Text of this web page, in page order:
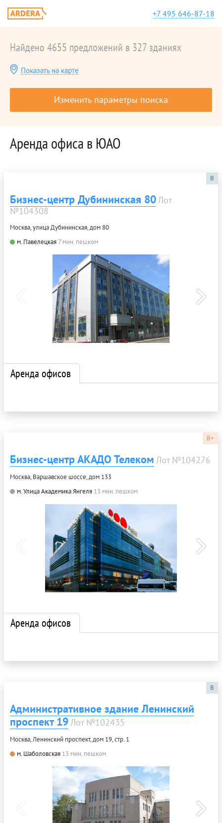
+7 495 646-87-18
Найдено 4655 предложений в 327 зданиях
Показать на карте
Изменить параметры поиска
Аренда офиса в ЮАО
B
Бизнес-центр Дубининская 80Лот
№104308
Москва, улица Дубининская, дом 80
м. Павелецкая 7 мин. пешком
Аренда офисов
B+
Бизнес-центр АКАДО Телеком Лот №104276
Москва, Варшавское шоссе, дом 133
м. Улица Академика Янгеля 13 мин. пешком
Аренда офисов
B
Административное здание Ленинский
проспект 19Лот №102435
Москва, Ленинский проспект, дом 19, стр. 1
м. Шаболовская 13 мин. пешком